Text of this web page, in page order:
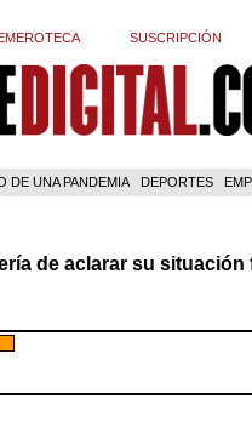
SUSCRIPCIÓN
DE UNA PANDEMIA DEPORTES
de aclarar su situación